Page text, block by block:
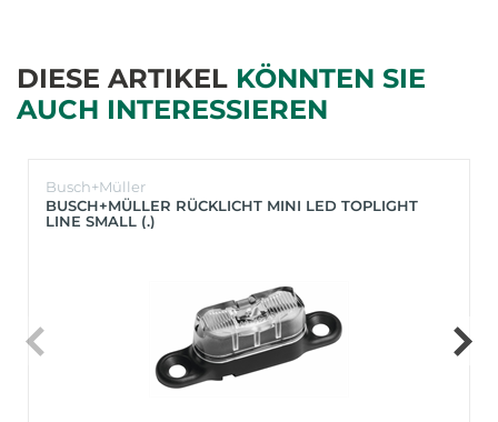
DIESE ARTIKEL KÖNNTEN SIE
AUCH INTERESSIEREN
Busch+Müller
BUSCH+MÜLLER RÜCKLICHT MINI LED TOPLIGHT
LINE SMALL (.)